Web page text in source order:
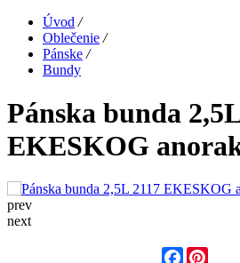
Úvod /
Oblečenie /
Pánske /
Bundy
Pánska bunda
EKESKOG
prev
next
Facebook